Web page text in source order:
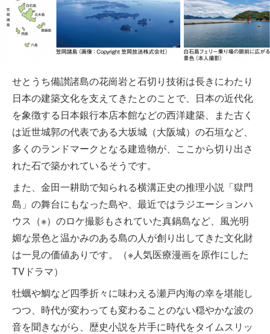
せとうち備讃諸島の花崗岩と石切り技術は長きにわたり
日本の建築文化を支えてきたとのことで、日本の近代化
を象徴する日本銀行本店本館などの西洋建築、また古く
は近世城郭の代表である大坂城（大阪城）の石垣など、
多くのランドマークとなる建造物が、ここから切り出さ
れた石で築かれているそうです。
また、金田一耕助で知られる横溝正史の推理小説「獄門
島」の舞台にもなった島や、最近ではラジエーションハ
ウス（※）のロケ撮影もされていた真鍋島など、風光明
媚な景色と温かみのある島の人が創り出してきた文化財
は一見の価値ありです。（※人気医療漫画を原作にした
TVドラマ）
牡蠣や鯛など四季折々に味わえる瀬戸内海の幸を堪能し
つつ、時代が変わっても変わることのない穏やかな波の
音を聞きながら、歴史小説を片手に時代をタイムスリッ